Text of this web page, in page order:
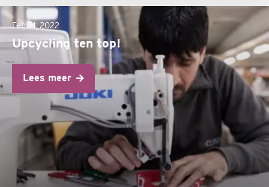
Feb 21, 2022
Upcycling ten top!
Lees meer